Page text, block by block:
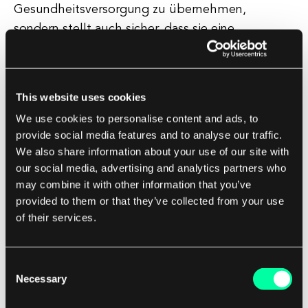
This website uses cookies
We use cookies to personalise content and ads, to
provide social media features and to analyse our traffic.
We also share information about your use of our site with
our social media, advertising and analytics partners who
may combine it with other information that you’ve
provided to them or that they’ve collected from your use
of their services.
Selection
Necessary
Gesundheitsversorgung zu übernehmen,
sondern stellt auch sicher, dass sie eine
personalisierte und koordinierte Versorgung
durch verschiedene Anbieter und in
Aus der Perspektive der Gesundheitsdienstleister
kann Interoperabilität Arbeitsabläufe optimieren,
die Kommunikation verbessern und die
Zusammenarbeit zwischen verschiedenen
Abteilungen und Fachrichtungen fördern. Durch
den Abbau der silobasierten Strukturen, die oft
nahtlose Kommunikation und den Austausch von